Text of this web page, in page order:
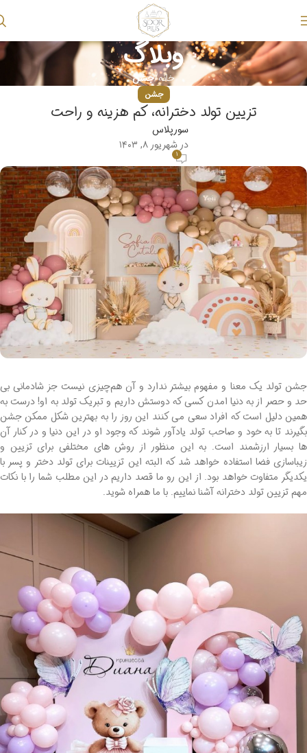
وبلاگ
خانه جشن
جشن
تزیین تولد دخترانه، کم هزینه و راحت
سورپلاس
در شهریور ۸, ۱۴۰۳
۱
جشن تولد یک معنا و مفهوم بیشتر ندارد و آن هم‌چیزی نیست جز شادمانی بی
حد و حصر از به دنیا امدن کسی که دوستش داریم و تبریک تولد به او! درست به
همین دلیل است که افراد سعی می کنند این روز را به بهترین شکل ممکن جشن
بگیرند تا به خود و صاحب تولد یادآور شوند که وجود او در این دنیا و در کنار آن
ها بسیار ارزشمند است. به این منظور از روش های مختلفی برای تزیین و
زیباسازی فضا استفاده خواهد شد که البته این تزیینات برای تولد دختر و پسر با
یکدیگر متفاوت خواهد بود. از این رو ما قصد داریم در این مطلب شما را با نکات
مهم تزیین تولد دخترانه آشنا نماییم. با ما همراه شوید.